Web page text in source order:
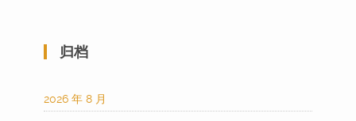
归档
2026 年 8 月